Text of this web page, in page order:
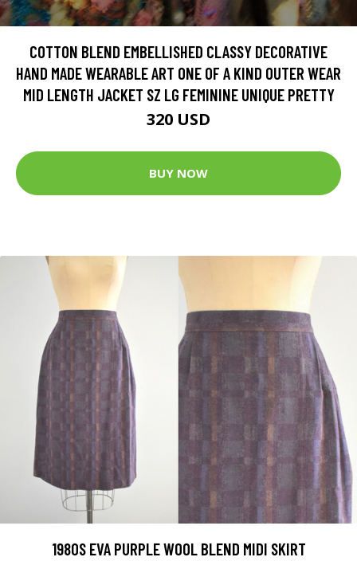
COTTON BLEND EMBELLISHED CLASSY DECORATIVE
HAND MADE WEARABLE ART ONE OF A KIND OUTER WEAR
MID LENGTH JACKET SZ LG FEMININE UNIQUE PRETTY
320 USD
BUY NOW
1980S EVA PURPLE WOOL BLEND MIDI SKIRT